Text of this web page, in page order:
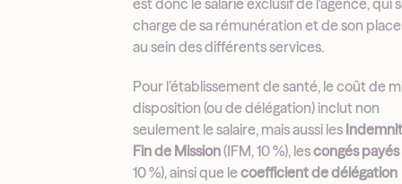
charge de sa rémunération et de son
au sein des différents services.
Pour l’établissement de santé, le coût de
disposition (ou de délégation) inclut non
seulement le salaire, mais aussi les
Fin de Mission(IFM, 10 %), lescongés payés
10 %), ainsi que lecoefficient de délégation